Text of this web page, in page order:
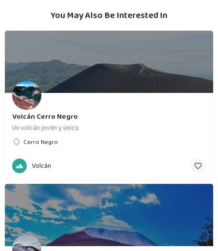
You May Also Be Interested In
Volcán Cerro Negro
Un volcán jovén y único
Cerro Negro
Volcán